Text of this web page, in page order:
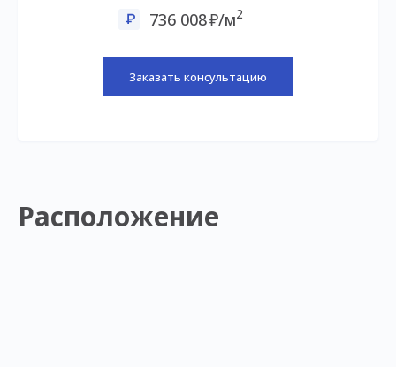
736 008 /м2
Заказать консультацию
Расположение